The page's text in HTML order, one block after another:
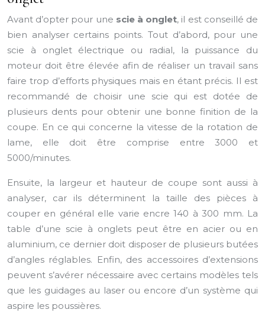
Avant d’opter pour une scie à onglet, il est conseillé de
bien analyser certains points. Tout d’abord, pour une
scie à onglet électrique ou radial, la puissance du
moteur doit être élevée afin de réaliser un travail sans
faire trop d’efforts physiques mais en étant précis. Il est
recommandé de choisir une scie qui est dotée de
plusieurs dents pour obtenir une bonne finition de la
coupe. En ce qui concerne la vitesse de la rotation de
lame, elle doit être comprise entre 3000 et
5000/minutes.
Ensuite, la largeur et hauteur de coupe sont aussi à
analyser, car ils déterminent la taille des pièces à
couper en général elle varie encre 140 à 300 mm. La
table d’une scie à onglets peut être en acier ou en
aluminium, ce dernier doit disposer de plusieurs butées
d’angles réglables. Enfin, des accessoires d’extensions
peuvent s’avérer nécessaire avec certains modèles tels
que les guidages au laser ou encore d’un système qui
aspire les poussières.